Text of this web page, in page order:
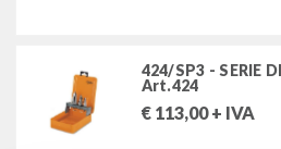
helicoil/filetti riportati
rivettatrici e rivetti
424/SP3 - SERIE
Art.424
€ 113,00+ IVA